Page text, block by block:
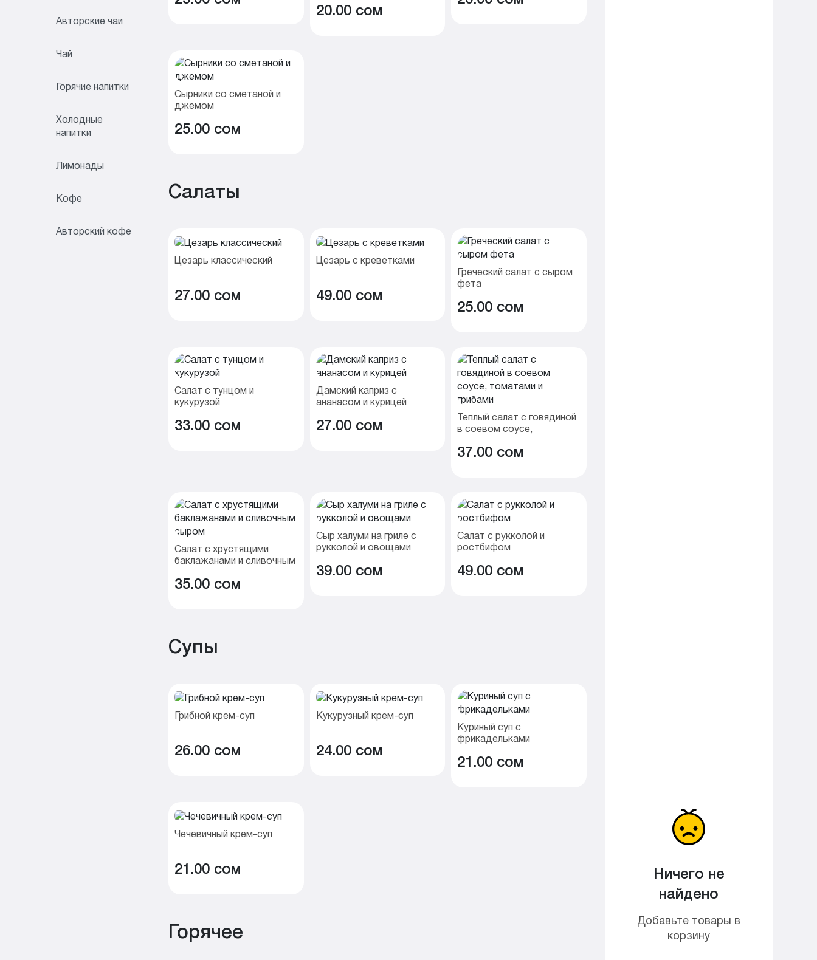
Авторские чаи
Чай
Горячие напитки
Холодные
напитки
Лимонады
Кофе
Авторский кофе
20.00 cом
Сырники со сметаной и
джемом
25.00 cом
Салаты
Цезарь классический
27.00 cом
Цезарь с креветками
49.00 cом
Греческий салат с сыром
фета
25.00 cом
Салат с тунцом и
кукурузой
33.00 cом
Дамский каприз с
ананасом и курицей
27.00 cом
Теплый салат с говядиной
в соевом соусе,
37.00 cом
Салат с хрустящими
баклажанами и сливочным
35.00 cом
Сыр халуми на гриле с
рукколой и овощами
39.00 cом
Салат с рукколой и
ростбифом
49.00 cом
Супы
Грибной крем-суп
26.00 cом
Кукурузный крем-суп
24.00 cом
Куриный суп с
фрикадельками
21.00 cом
Чечевичный крем-суп
21.00 cом
Горячее
Ничего не
найдено
Добавьте товары в
корзину